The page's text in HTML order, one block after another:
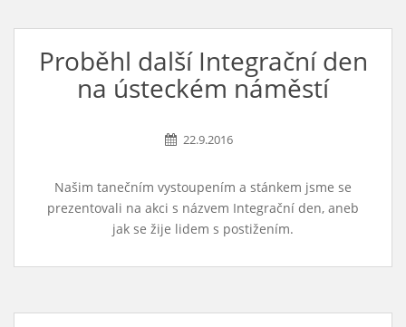
Proběhl další Integrační den
na ústeckém náměstí
22.9.2016
Našim tanečním vystoupením a stánkem jsme se
prezentovali na akci s názvem Integrační den, aneb
jak se žije lidem s postižením.